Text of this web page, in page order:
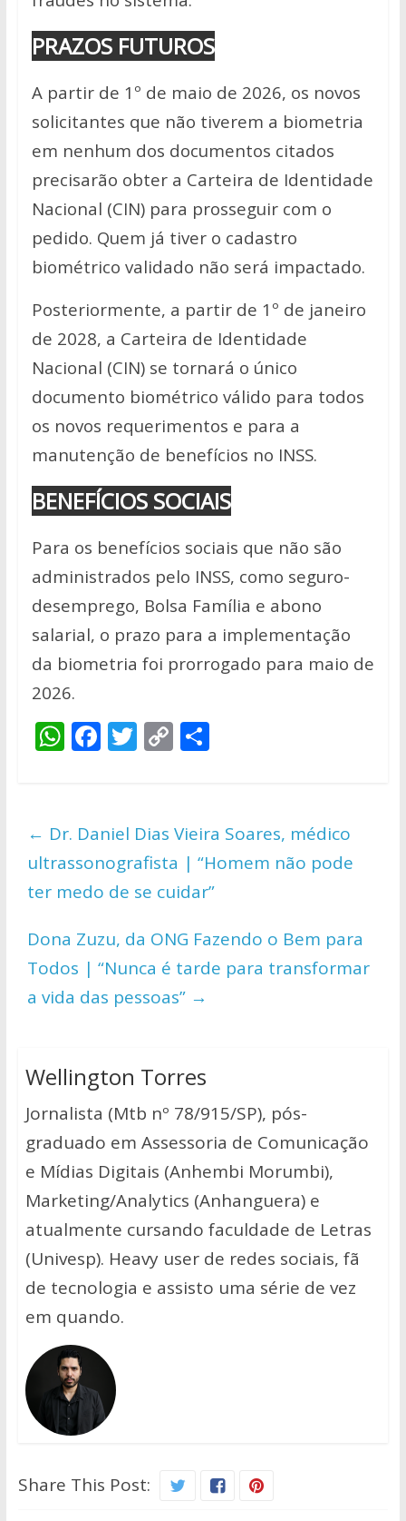
PRAZOS FUTUROS
A partir de 1º de maio de 2026, os novos
solicitantes que não tiverem a biometria
em nenhum dos documentos citados
precisarão obter a Carteira de Identidade
Nacional (CIN) para prosseguir com o
pedido. Quem já tiver o cadastro
biométrico validado não será impactado.
Posteriormente, a partir de 1º de janeiro
de 2028, a Carteira de Identidade
Nacional (CIN) se tornará o único
documento biométrico válido para todos
os novos requerimentos e para a
manutenção de benefícios no INSS.
BENEFÍCIOS SOCIAIS
Para os benefícios sociais que não são
administrados pelo INSS, como seguro-
desemprego, Bolsa Família e abono
salarial, o prazo para a implementação
da biometria foi prorrogado para maio de
2026.
W
s
A
p
p
F
b
o
o
k
T
er
C
y
Li
n
k
S
e
← Dr. Daniel Dias Vieira Soares, médico
ultrassonografista | “Homem não pode
ter medo de se cuidar”
Dona Zuzu, da ONG Fazendo o Bem para
Todos | “Nunca é tarde para transformar
a vida das pessoas” →
Wellington Torres
Jornalista (Mtb nº 78/915/SP), pós-
graduado em Assessoria de Comunicação
e Mídias Digitais (Anhembi Morumbi),
Marketing/Analytics (Anhanguera) e
atualmente cursando faculdade de Letras
(Univesp). Heavy user de redes sociais, fã
de tecnologia e assisto uma série de vez
em quando.
Share This Post: